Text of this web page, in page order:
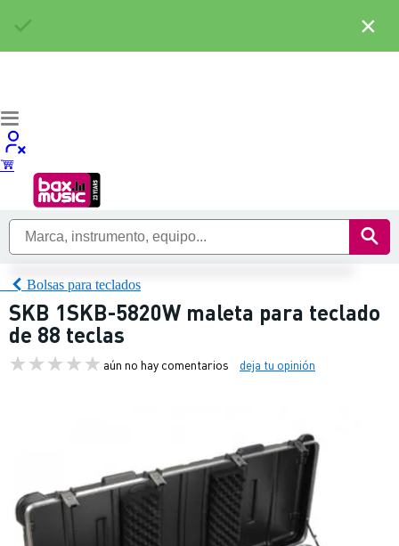
Bolsas para teclados
SKB 1SKB-5820W maleta para teclado
de 88 teclas
aún no hay comentarios deja tu opinión
×